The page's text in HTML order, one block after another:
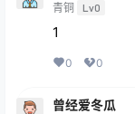
青铜 Lv0
1
0 0
曾经爱冬瓜